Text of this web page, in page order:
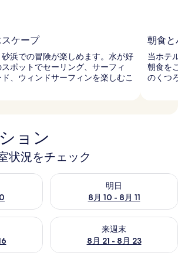
ケープ
浜での冒険が楽しめます。水が好
ポットでセーリング、サーフィ
、ウィンドサーフィンを楽しむこ
朝食と
当ホテ
朝食を
のくつ
ョン
状況をチェック
室状況をチェック
明日
8月 10 - 8月 11
明日 8月 10 - 8月 11 の空室状
の空室状況をチェック
来週末
8月 21 - 8月 23
来週末 8月 21 - 8月 23 の空室